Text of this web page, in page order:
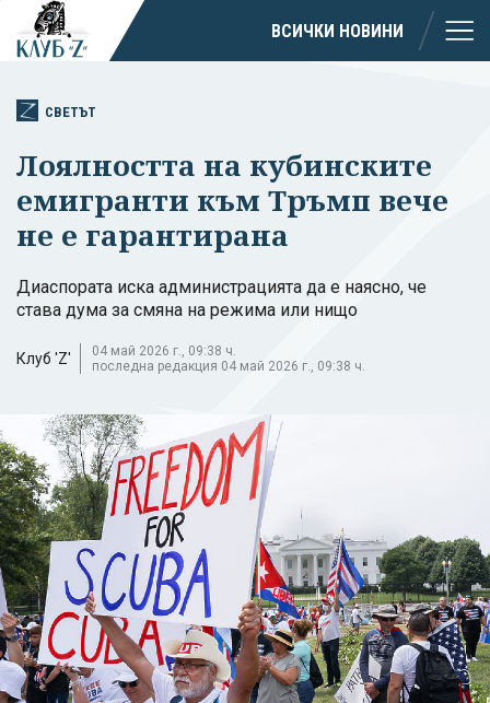
ВСИЧКИ НОВИНИ
СВЕТЪТ
Лоялността на кубинските
емигранти към Тръмп вече
не е гарантирана
Диаспората иска администрацията да е наясно, че
става дума за смяна на режима или нищо
Клуб 'Z'
04 май 2026 г., 09:38 ч.
последна редакция 04 май 2026 г., 09:38 ч.